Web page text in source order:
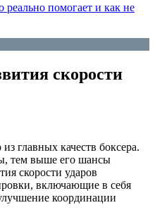
реально помогает и как не
скорости
главных качеств боксера.
тем выше его шансы
скорости ударов
включающие в себя
координации